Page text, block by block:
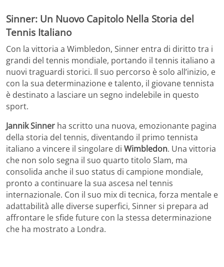
Sinner: Un Nuovo Capitolo Nella Storia del
Tennis Italiano
Con la vittoria a Wimbledon, Sinner entra di diritto tra i
grandi del tennis mondiale, portando il tennis italiano a
nuovi traguardi storici. Il suo percorso è solo all’inizio, e
con la sua determinazione e talento, il giovane tennista
è destinato a lasciare un segno indelebile in questo
sport.
Jannik Sinner ha scritto una nuova, emozionante pagina
della storia del tennis, diventando il primo tennista
italiano a vincere il singolare di Wimbledon. Una vittoria
che non solo segna il suo quarto titolo Slam, ma
consolida anche il suo status di campione mondiale,
pronto a continuare la sua ascesa nel tennis
internazionale. Con il suo mix di tecnica, forza mentale e
adattabilità alle diverse superfici, Sinner si prepara ad
affrontare le sfide future con la stessa determinazione
che ha mostrato a Londra.